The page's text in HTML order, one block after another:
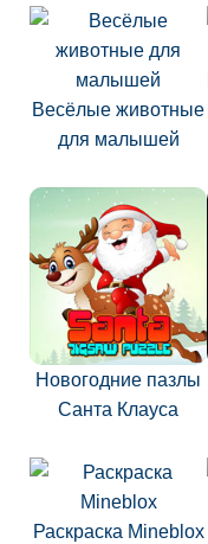
Весёлые животные
для малышей
Новогодние пазлы
Санта Клауса
Раскраска Mineblox